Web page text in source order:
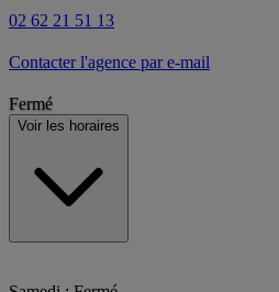
02 62 21 51 13
Contacter l'agence par e-mail
Fermé
Voir les horaires